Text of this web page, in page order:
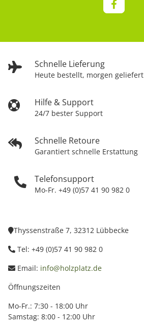
Schnelle Lieferung
Heute bestellt, morgen geliefert
Hilfe & Support
24/7 bester Support
Schnelle Retoure
Garantiert schnelle Erstattung
Telefonsupport
Mo-Fr. +49 (0)57 41 90 982 0
Thyssenstraße 7, 32312 Lübbecke
Tel: +49 (0)57 41 90 982 0
Email: info@holzplatz.de
Öffnungszeiten
Mo-Fr.: 7:30 - 18:00 Uhr
Samstag: 8:00 - 12:00 Uhr